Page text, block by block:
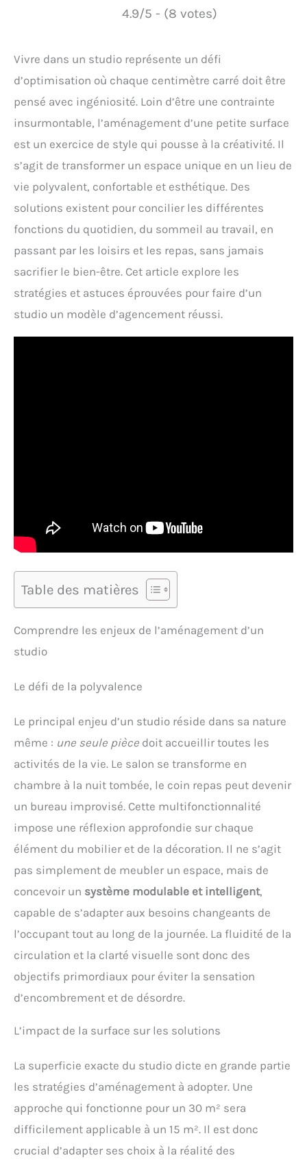
4.9/5 - (8 votes)
Vivre dans un studio représente un défi
d’optimisation où chaque centimètre carré doit être
pensé avec ingéniosité. Loin d’être une contrainte
insurmontable, l’aménagement d’une petite surface
est un exercice de style qui pousse à la créativité. Il
s’agit de transformer un espace unique en un lieu de
vie polyvalent, confortable et esthétique. Des
solutions existent pour concilier les différentes
fonctions du quotidien, du sommeil au travail, en
passant par les loisirs et les repas, sans jamais
sacrifier le bien-être. Cet article explore les
stratégies et astuces éprouvées pour faire d’un
studio un modèle d’agencement réussi.
Table des matières
Comprendre les enjeux de l’aménagement d’un
studio
Le défi de la polyvalence
Le principal enjeu d’un studio réside dans sa nature
même : une seule pièce doit accueillir toutes les
activités de la vie. Le salon se transforme en
chambre à la nuit tombée, le coin repas peut devenir
un bureau improvisé. Cette multifonctionnalité
impose une réflexion approfondie sur chaque
élément du mobilier et de la décoration. Il ne s’agit
pas simplement de meubler un espace, mais de
concevoir un système modulable et intelligent,
capable de s’adapter aux besoins changeants de
l’occupant tout au long de la journée. La fluidité de la
circulation et la clarté visuelle sont donc des
objectifs primordiaux pour éviter la sensation
d’encombrement et de désordre.
L’impact de la surface sur les solutions
La superficie exacte du studio dicte en grande partie
les stratégies d’aménagement à adopter. Une
approche qui fonctionne pour un 30 m² sera
difficilement applicable à un 15 m². Il est donc
crucial d’adapter ses choix à la réalité des